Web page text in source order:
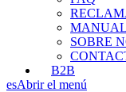
SOBRE
B2B
esAbrir el menú